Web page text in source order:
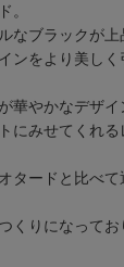
。
なブラックが上
ンをより美し
華やかなデザ
にみせてくれる
タードと比べ
くりになってお